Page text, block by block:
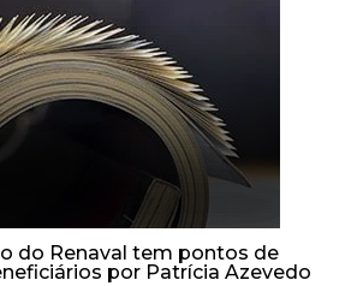
do Renaval tem pontos de
por Patrícia Azevedo